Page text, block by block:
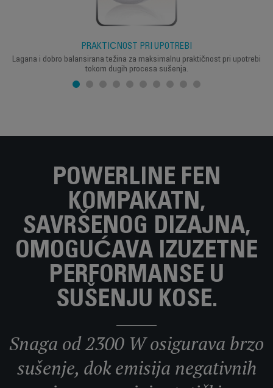
PRAKTIČNOST PRI UPOTREBI
Lagana i dobro balansirana težina za maksimalnu praktičnost pri upotrebi
tokom dugih procesa sušenja.
POWERLINE FEN
KOMPAKATN,
SAVRŠENOG DIZAJNA,
OMOGUĆAVA IZUZETNE
PERFORMANSE U
SUŠENJU KOSE.
Snaga od 2300 W osigurava brzo
sušenje, dok emisija negativnih